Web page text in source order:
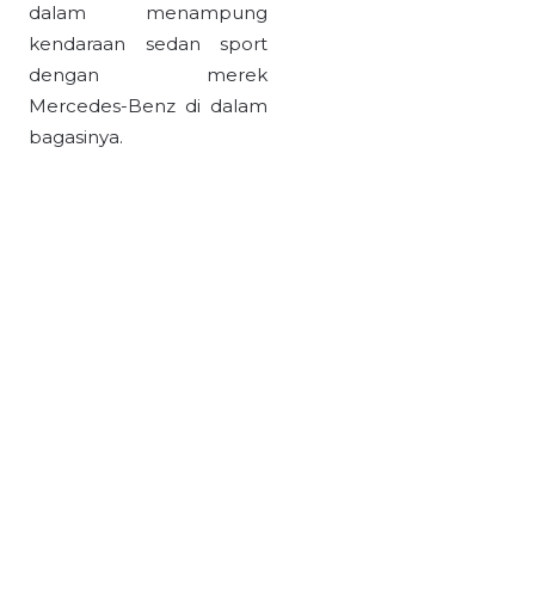
dalam menampung
kendaraan sedan sport
dengan merek
Mercedes-Benz di dalam
bagasinya.